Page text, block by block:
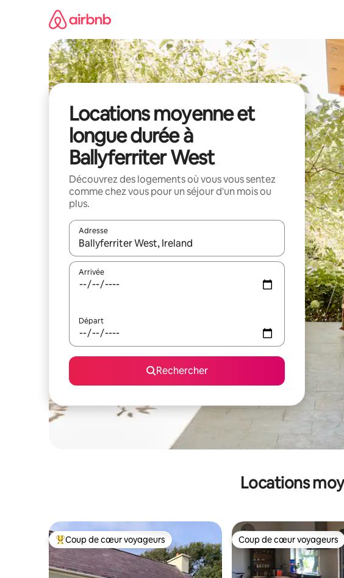
Locations moyenne et
longue durée à
Ballyferriter West
Découvrez des logements où vous vous sentez
comme chez vous pour un séjour d'un mois ou
plus.
Adresse
Lorsque les résultats s'affichent, utilisez les flèches vers le haut et
Arrivée
Départ
Rechercher
Locations
Coups de cœur voyageurs les plus appréciés
Coup de cœur voyageurs Coup de cœur voyageurs
Coup de cœur voyageurs